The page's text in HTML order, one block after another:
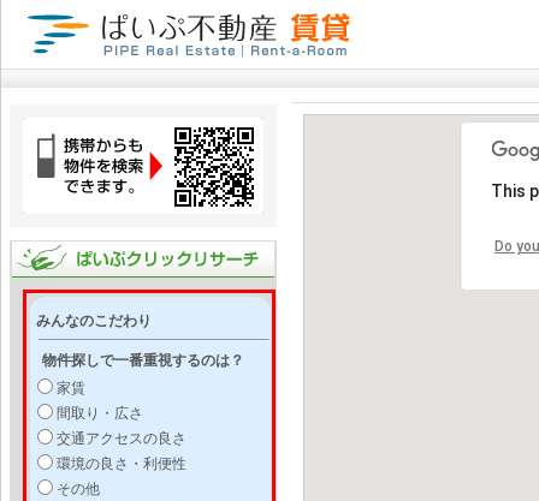
みんなのこだわり
物件探しで一番重視するのは？
家賃
間取り・広さ
交通アクセスの良さ
環境の良さ・利便性
その他
This
Do